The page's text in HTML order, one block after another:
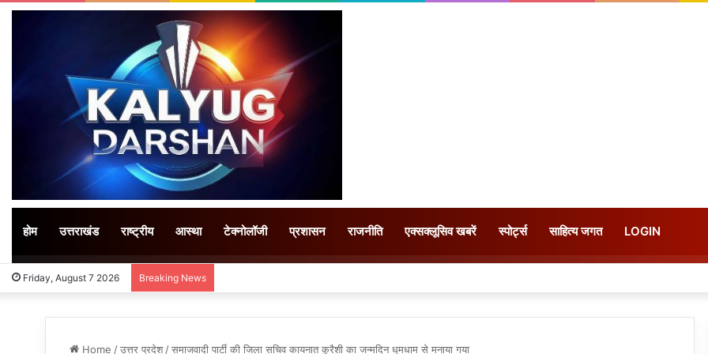
होम उत्तराखंड राष्ट्रीय आस्था टेक्नोलॉजी प्रशासन राजनीति एक्सक्लूसिव खबरें स्पोर्ट्स साहित्य जगत LOGIN
Friday, August 7 2026 Breaking News
Home /उत्तर प्रदेश /समाजवादी पार्टी की जिला सचिव कायनात कुरैशी का जन्मदिन धूमधाम से मनाया गया